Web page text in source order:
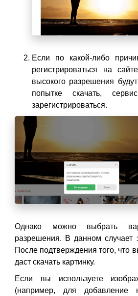
Если по какой-либо
регистрироваться на
высокого разрешения
попытке скачать,
зарегистрироваться.
Однако можно выбрать
разрешения. В данном случает
После подтверждения того, что
даст скачать картинку.
Если вы используете
(например, для добавление